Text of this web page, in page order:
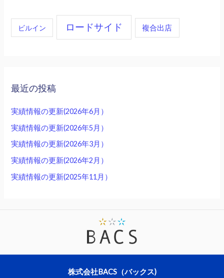
ビルイン ロードサイド 複合出店
最近の投稿
実績情報の更新(2026年6月）
実績情報の更新(2026年5月）
実績情報の更新(2026年3月）
実績情報の更新(2026年2月）
実績情報の更新(2025年11月）
株式会社BACS（バックス)